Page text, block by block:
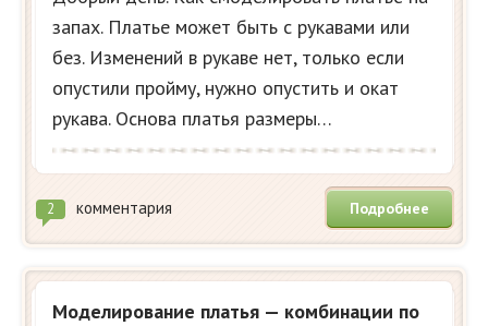
запах. Платье может быть с рукавами или
без. Изменений в рукаве нет, только если
опустили пройму, нужно опустить и окат
рукава. Основа платья размеры…
2 комментария Подробнее
Моделирование платья — комбинации по